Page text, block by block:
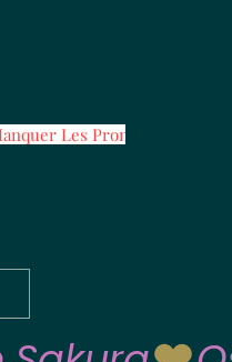
Les Promos